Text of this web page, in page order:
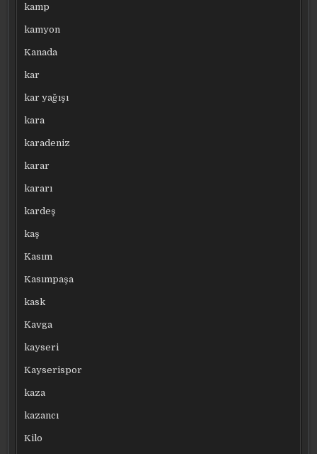
kamp
kamyon
Kanada
kar
kar yağışı
kara
karadeniz
karar
kararı
kardeş
kaş
Kasım
Kasımpaşa
kask
Kavga
kayseri
Kayserispor
kaza
kazancı
Kilo